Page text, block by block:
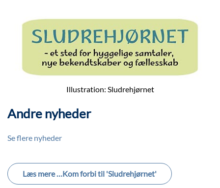
Illustration: Sludrehjørnet
Andre nyheder
Se flere nyheder
Læs mere …Kom forbi til 'Sludrehjørnet'